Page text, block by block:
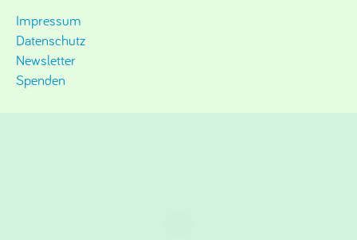
Impressum
Datenschutz
Newsletter
Spenden